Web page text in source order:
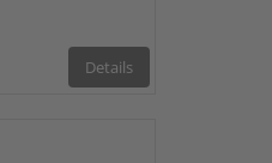
Details